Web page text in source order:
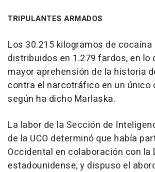
TRIPULANTES ARMADOS
Los 30.215 kilogramos de
distribuidos en 1.279 fardos, en lo
mayor aprehensión de la historia
contra el narcotráfico en un único
según ha dicho Marlaska.
La labor de la Sección de
de la UCO determinó que había
Occidental en colaboración con la
estadounidense, y dispuso el